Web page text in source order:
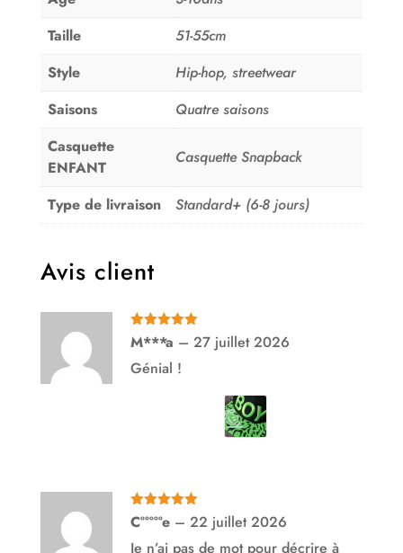
Taille
51-55cm
Style
Hip-hop, streetwear
Saisons
Quatre saisons
Casquette
ENFANT
Casquette Snapback
Type de livraison Standard+ (6-8 jours)
Avis client
Note5sur
5
M***a – 27 juillet 2026
Génial !
Note5sur
5
C°°°°°e – 22 juillet 2026
Je n’ai pas de mot pour décrire à